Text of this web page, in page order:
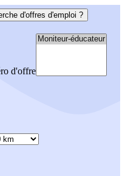
d'offres d'emploi ?
d'offre